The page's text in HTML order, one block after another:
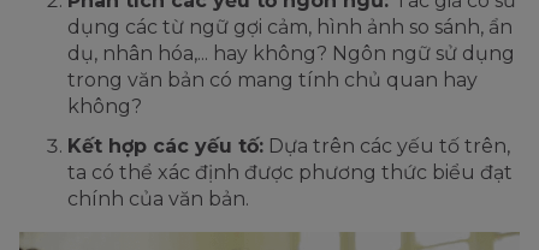
dụng các từ ngữ gợi cảm, hình ảnh so sánh, ẩn
dụ, nhân hóa,... hay không? Ngôn ngữ sử dụng
trong văn bản có mang tính chủ quan hay
không?
Kết hợp các yếu tố: Dựa trên các yếu tố trên,
ta có thể xác định được phương thức biểu đạt
chính của văn bản.